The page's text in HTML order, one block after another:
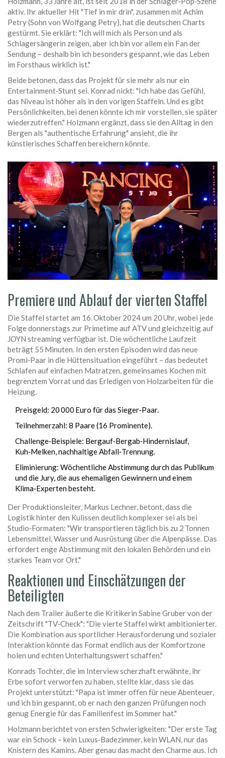
aktiv. Ihr aktueller Hit "Tief in mir drin", zusammen mitAchim
Petry(Sohn von Wolfgang Petry), hat die deutschen Charts
gestürmt. Sie erklärt: "Ich will mich als Person und als
Schlagersängerin zeigen, aber ich bin vor allem ein Fan der
Sendung – deshalb bin ich besonders gespannt, wie das Leben
im Forsthaus wirklich ist."
Beide betonen, dass das Projekt für sie mehr als nur ein
Entertainment‑Stunt sei. Konrad nickt: "Ich habe das Gefühl,
das Niveau ist höher als in den vorigen Staffeln. Und es gibt
Persönlichkeiten, bei denen könnte ich mir vorstellen, sie später
wiederzutreffen." Holzmann ergänzt, dass sie den Alltag in den
Bergen als "authentische Erfahrung" ansieht, die ihr
künstlerisches Schaffen bereichern könnte.
Premiere und Ablauf der vierten Staffel
Die Staffel startet am 16. Oktober 2024 um 20 Uhr, wobei jede
Folge donnerstags zur Primetime auf ATV und gleichzeitig auf
JOYN streaming verfügbar ist. Die wöchentliche Laufzeit
beträgt 55 Minuten. In den ersten Episoden wird das neue
Promi‑Paar in die Hüttensituation eingeführt – das bedeutet
Schlafen auf einfachen Matratzen, gemeinsames Kochen mit
begrenztem Vorrat und das Erledigen von Holzarbeiten für die
Heizung.
Preisgeld: 20 000 Euro für das Sieger‑Paar.
Teilnehmerzahl: 8 Paare (16 Prominente).
Challenge‑Beispiele: Bergauf‑Bergab‑Hindernislauf,
Kuh‑Melken, nachhaltige Abfall‑Trennung.
Eliminierung: Wöchentliche Abstimmung durch das Publikum
und die Jury, die aus ehemaligen Gewinnern und einem
Klima‑Experten besteht.
Der Produktionsleiter, Markus Lechner, betont, dass die
Logistik hinter den Kulissen deutlich komplexer sei als bei
Studio‑Formaten: "Wir transportieren täglich bis zu 2 Tonnen
Lebensmittel, Wasser und Ausrüstung über die Alpenpässe. Das
erfordert enge Abstimmung mit den lokalen Behörden und ein
starkes Team vor Ort."
Reaktionen und Einschätzungen der
Beteiligten
Nach dem Trailer äußerte die Kritikerin Sabine Grubervon der
Zeitschrift "TV‑Check": "Die vierte Staffel wirkt ambitionierter.
Die Kombination aus sportlicher Herausforderung und sozialer
Interaktion könnte das Format endlich aus der Komfortzone
holen und echten Unterhaltungswert schaffen."
Konrads Tochter, die im Interview scherzhaft erwähnte, ihr
Erbe sofort verworfen zu haben, stellte klar, dass sie das
Projekt unterstützt: "Papa ist immer offen für neue Abenteuer,
und ich bin gespannt, ob er nach den ganzen Prüfungen noch
genug Energie für das Familienfest im Sommer hat."
Holzmann berichtet von ersten Schwierigkeiten: "Der erste Tag
war ein Schock – kein Luxus‑Badezimmer, kein WLAN, nur das
Knistern des Kamins. Aber genau das macht den Charme aus. Ich